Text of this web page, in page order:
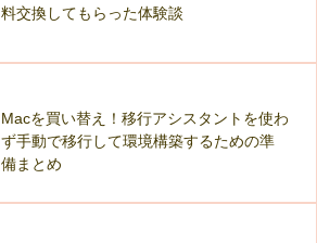
料交換してもらった体験談
Macを買い替え！移行アシスタントを使わ
ず手動で移行して環境構築するための準
備まとめ